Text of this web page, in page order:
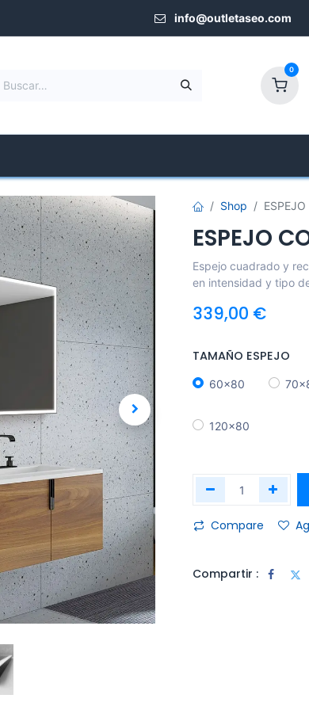
info@outletaseo.​com
0
Shop
ESPEJO
Espejo cuadrado y
en intensidad y tipo
339,00 €
TAMAÑO ESPEJO
60x80
120x80
Compare
Compartir :